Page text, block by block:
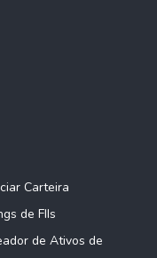
Carteira
de FIIs
de Ativos de